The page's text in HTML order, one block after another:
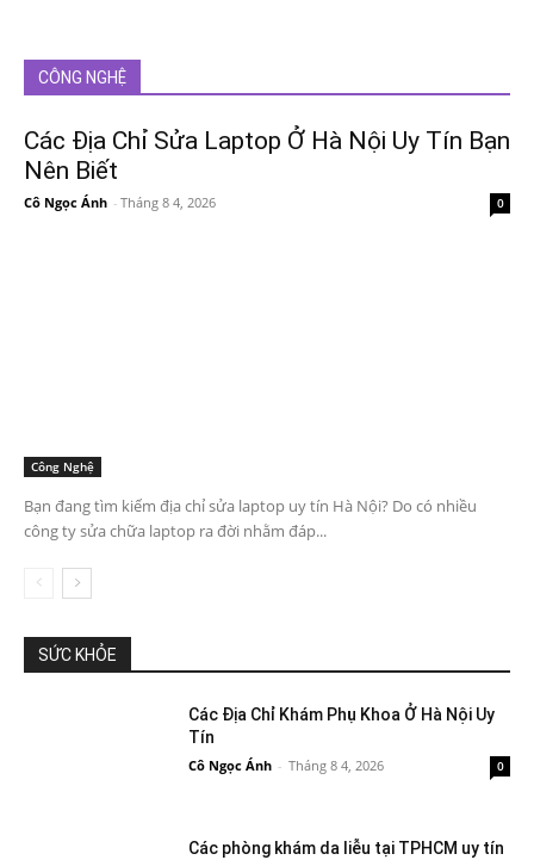
CÔNG NGHỆ
Các Địa Chỉ Sửa Laptop Ở Hà Nội Uy Tín Bạn
Nên Biết
Cô Ngọc Ánh - Tháng 8 4, 2026 0
Công Nghệ
Bạn đang tìm kiếm địa chỉ sửa laptop uy tín Hà Nội? Do có nhiều
công ty sửa chữa laptop ra đời nhằm đáp...
SỨC KHỎE
Các Địa Chỉ Khám Phụ Khoa Ở Hà Nội Uy
Tín
Cô Ngọc Ánh - Tháng 8 4, 2026 0
Các phòng khám da liễu tại TPHCM uy tín